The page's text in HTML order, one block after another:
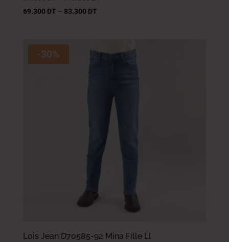
69.300 DT – 83.300 DT
-30%
Lois Jean D70585-92 Mina Fille Ll